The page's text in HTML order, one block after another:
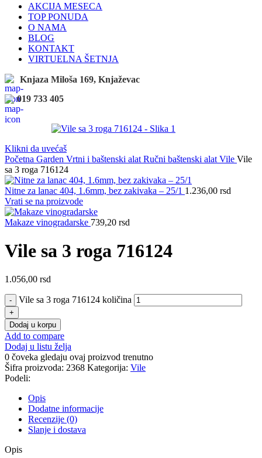
AKCIJA MESECA
TOP PONUDA
O NAMA
BLOG
KONTAKT
VIRTUELNA ŠETNJA
Knjaza Miloša 169, Knjaževac
019 733 405
Klikni da uvećaš
Početna Garden Vrtni i baštenski alat Ručni baštenski alat Vile Vile
sa 3 roga 716124
Nitne za lanac 404, 1.6mm, bez zakivaka – 25/1 1.236,00 rsd
Vrati se na proizvode
Makaze vinogradarske 739,20 rsd
Vile sa 3 roga 716124
1.056,00 rsd
Vile sa 3 roga 716124 količina
Dodaj u korpu
Add to compare
Dodaj u listu želja
0 čoveka gledaju ovaj proizvod trenutno
Šifra proizvoda: 2368 Kategorija: Vile
Podeli:
Opis
Dodatne informacije
Recenzije (0)
Slanje i dostava
Opis